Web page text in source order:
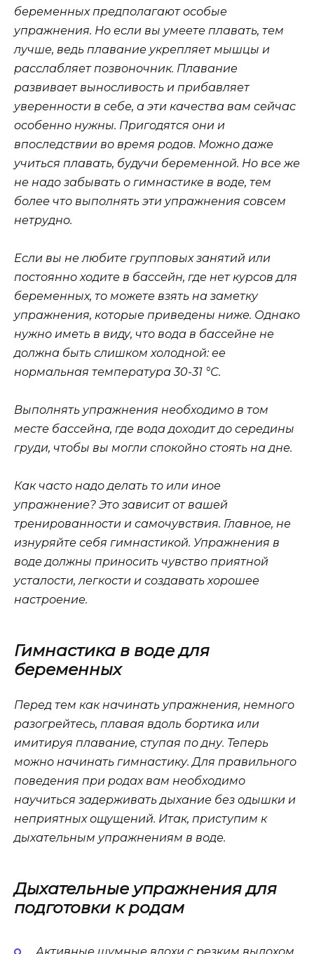
беременных предполагают особые
упражнения. Но если вы умеете плавать, тем
лучше, ведь плавание укрепляет мышцы и
расслабляет позвоночник. Плавание
развивает выносливость и прибавляет
уверенности в себе, а эти качества вам сейчас
особенно нужны. Пригодятся они и
впоследствии во время родов. Можно даже
учиться плавать, будучи беременной. Но все же
не надо забывать о гимнастике в воде, тем
более что выполнять эти упражнения совсем
нетрудно.
Если вы не любите групповых занятий или
постоянно ходите в бассейн, где нет курсов для
беременных, то можете взять на заметку
упражнения, которые приведены ниже. Однако
нужно иметь в виду, что вода в бассейне не
должна быть слишком холодной: ее
нормальная температура 30-31 °С.
Выполнять упражнения необходимо в том
месте бассейна, где вода доходит до середины
груди, чтобы вы могли спокойно стоять на дне.
Как часто надо делать то или иное
упражнение? Это зависит от вашей
тренированности и самочувствия. Главное, не
изнуряйте себя гимнастикой. Упражнения в
воде должны приносить чувство приятной
усталости, легкости и создавать хорошее
настроение.
Гимнастика в воде для
беременных
Перед тем как начинать упражнения, немного
разогрейтесь, плавая вдоль бортика или
имитируя плавание, ступая по дну. Теперь
можно начинать гимнастику. Для правильного
поведения при родах вам необходимо
научиться задерживать дыхание без одышки и
неприятных ощущений. Итак, приступим к
дыхательным упражнениям в воде.
Дыхательные упражнения для
подготовки к родам